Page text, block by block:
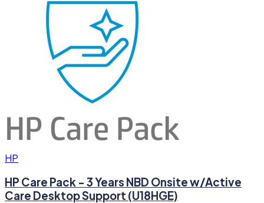
HP
HP Care Pack - 3 Years NBD Onsite w/Active
Care Desktop Support (U18HGE)